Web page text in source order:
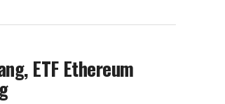
ETF Ethereum